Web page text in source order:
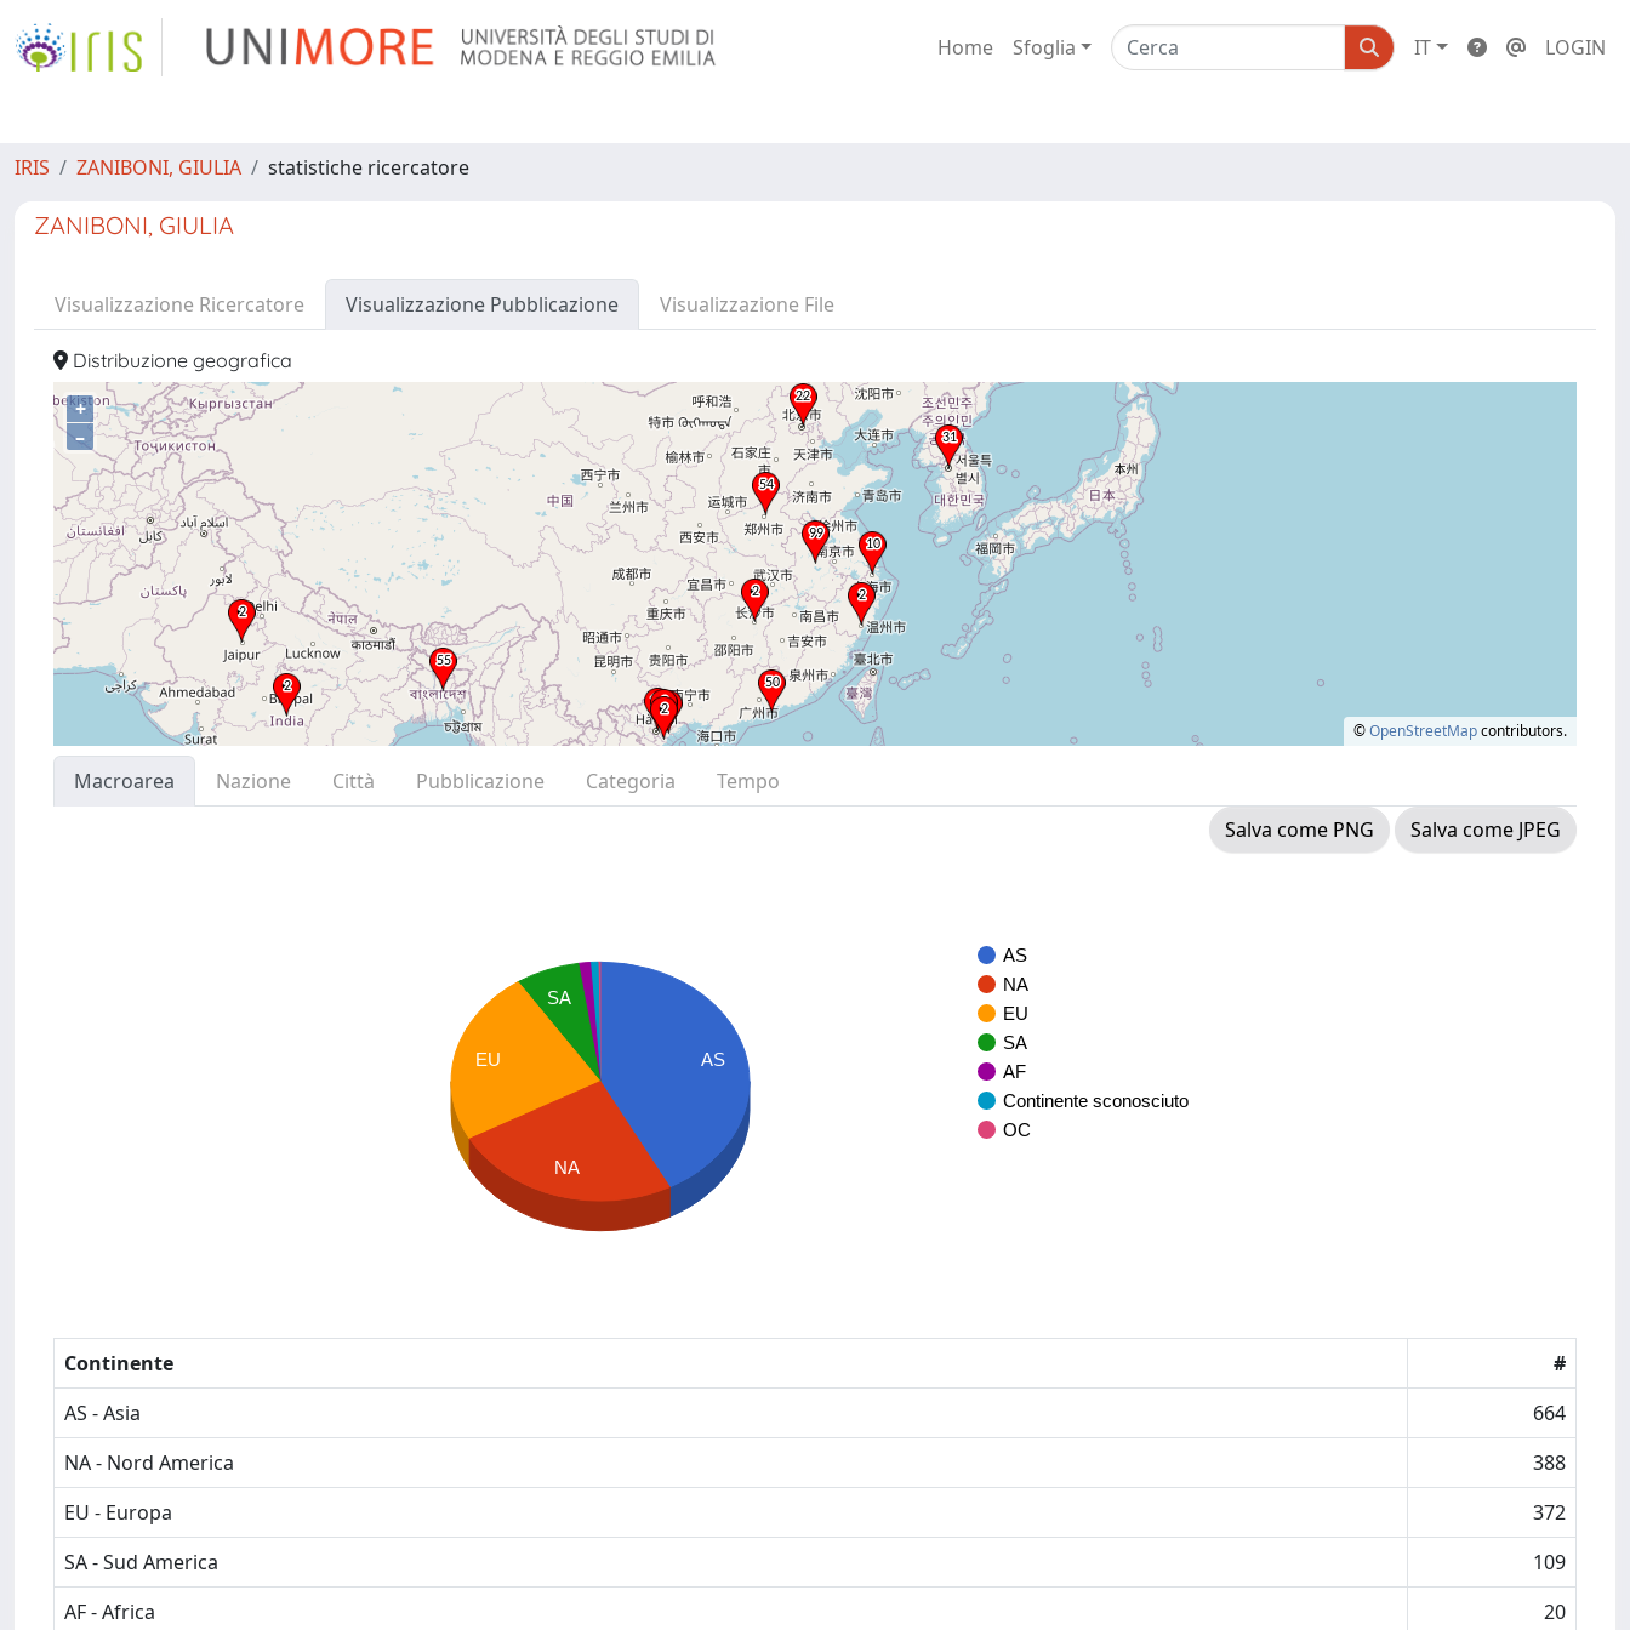
Home Sfoglia IT LOGIN
IRIS ZANIBONI, GIULIA statistiche ricercatore
ZANIBONI, GIULIA
Visualizzazione Ricercatore Visualizzazione Pubblicazione Visualizzazione File
Distribuzione geografica
+
–
©OpenStreetMapcontributors.
Macroarea Nazione Città Pubblicazione Categoria
Tempo
Salva come PNG
Salva come JPEG
AS
NA
EU
SA
AF
Continente sconosciuto
OC
AS
SA
EU
NA
Continente
#
AS - Asia
664
NA - Nord America
388
EU - Europa
372
SA - Sud America
109
AF - Africa
20